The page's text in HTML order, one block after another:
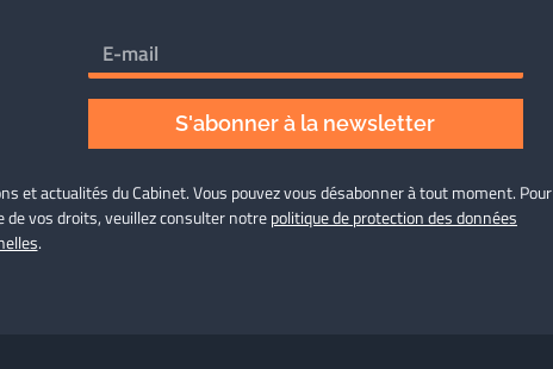
S'abonner à la newsletter
et actualités du Cabinet. Vous pouvez vous désabonner à tout moment. Pour
vos droits, veuillez consulter notrepolitique de protection des données
.